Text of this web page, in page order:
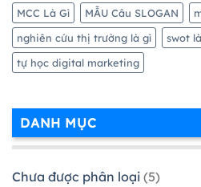
MCC Là Gì
MẪU Câu SLOGAN
nghiên cứu thị trường là gì
swot
tự học digital marketing
DANH MỤC
Chưa được phân loại (5)